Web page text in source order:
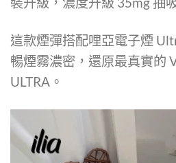
這款煙彈搭配哩亞電子煙
暢煙霧濃密，還原最真實的
ULTRA。